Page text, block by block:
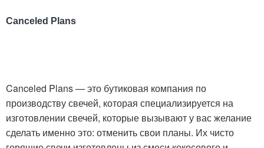
Canceled Plans
Canceled Plans — это бутиковая компания по
производству свечей, которая специализируется на
изготовлении свечей, которые вызывают у вас желание
сделать именно это: отменить свои планы. Их чисто